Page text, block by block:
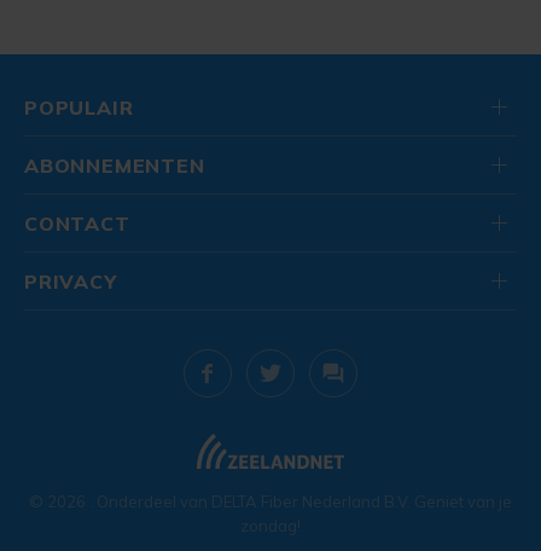
POPULAIR
ABONNEMENTEN
CONTACT
© 2026 . Onderdeel van DELTA Fiber Nederland B.V. Geniet van je
zondag!
PRIVACY